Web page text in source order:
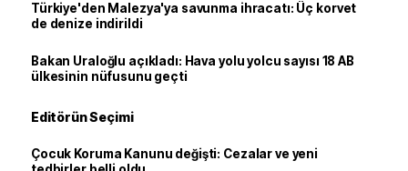
Türkiye'den Malezya'ya savunma ihracatı: Üç korvet
de denize indirildi
Bakan Uraloğlu açıkladı: Hava yolu yolcu sayısı 18 AB
ülkesinin nüfusunu geçti
Editörün Seçimi
Çocuk Koruma Kanunu değişti: Cezalar ve yeni